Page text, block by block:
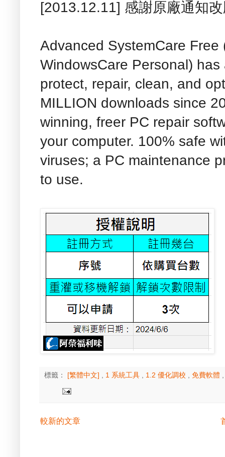
[2013.12.11] 感謝原廠通知
Advanced SystemCare Free
WindowsCare Personal)
protect, repair, clean, and
MILLION downloads since
winning, freer PC repair
your computer. 100% safe
viruses; a PC maintenance
to use.
標籤： [繁體中文] 1 系統工具 1.2 優化調校 免費軟體
較新的文章